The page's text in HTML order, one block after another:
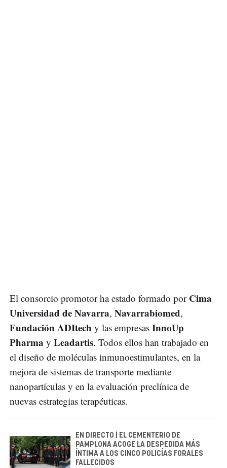
El consorcio promotor ha estado formado por Cima
Universidad de Navarra, Navarrabiomed,
Fundación ADItech y las empresas InnoUp
Pharma y Leadartis. Todos ellos han trabajado en
el diseño de moléculas inmunoestimulantes, en la
mejora de sistemas de transporte mediante
nanopartículas y en la evaluación preclínica de
nuevas estrategias terapéuticas.
EN DIRECTO | EL CEMENTERIO DE
PAMPLONA ACOGE LA DESPEDIDA MÁS
ÍNTIMA A LOS CINCO POLICÍAS FORALES
FALLECIDOS